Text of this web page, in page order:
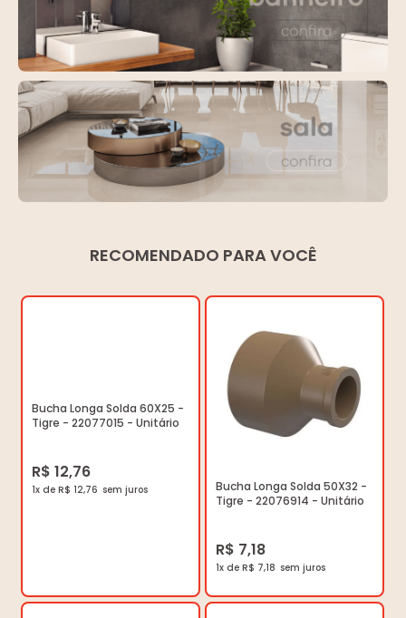
RECOMENDADO PARA VOCÊ
Bucha Longa Solda 60X25 -
Tigre - 22077015 - Unitário
R$ 12,76
1x de R$ 12,76
Bucha Longa Solda 50X32 -
Tigre - 22076914 - Unitário
R$ 7,18
1x de R$ 7,18